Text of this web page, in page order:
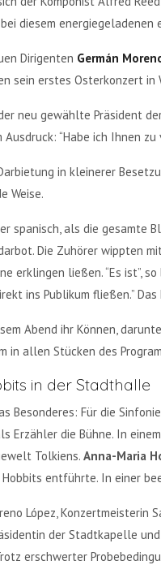
diesem
Dirigenten Germán
sein erstes Osterkonzert in
der neu gewählte Präsident
“Habe ich Ihnen
in kleinerer
Weise.
spanisch, als die gesamte
Die Zuhörer wippten
erklingen ließen. “Es ist”,
ins Publikum fließen.”
Abend ihr Können,
in allen Stücken des
in der Stadthalle
Besonderes: Für die
Erzähler die Bühne. In
Tolkiens. Anna-Maria
entführte. In einer
López,
der Stadtkapelle
erschwerter